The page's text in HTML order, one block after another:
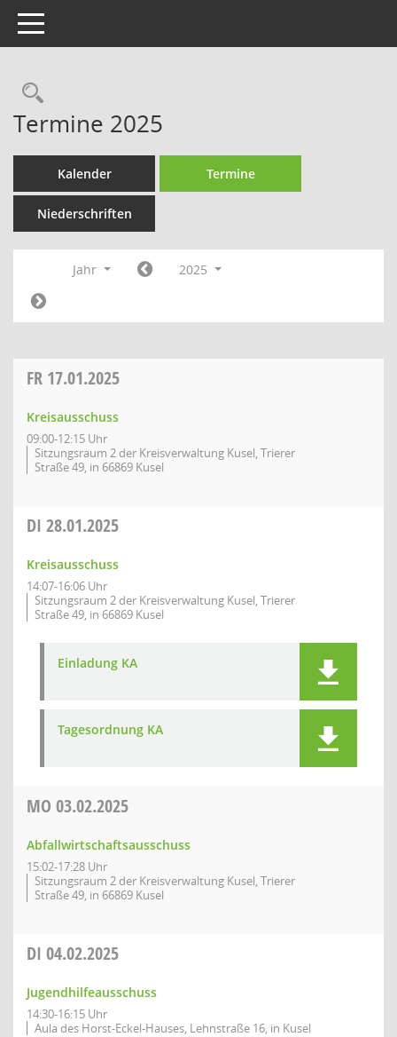
Toggle navigation
Rechercheauswahl
Termine 2025
Kalender Termine
Niederschriften
Jahr 2025
FR 17.01.2025
Kreisausschuss
09:00-12:15 Uhr
Sitzungsraum 2 der Kreisverwaltung Kusel, Trierer
Straße 49, in 66869 Kusel
DI 28.01.2025
Kreisausschuss
14:07-16:06 Uhr
Sitzungsraum 2 der Kreisverwaltung Kusel, Trierer
Straße 49, in 66869 Kusel
Einladung KA
Tagesordnung KA
MO 03.02.2025
Abfallwirtschaftsausschuss
15:02-17:28 Uhr
Sitzungsraum 2 der Kreisverwaltung Kusel, Trierer
Straße 49, in 66869 Kusel
DI 04.02.2025
Jugendhilfeausschuss
14:30-16:15 Uhr
Aula des Horst-Eckel-Hauses, Lehnstraße 16, in Kusel